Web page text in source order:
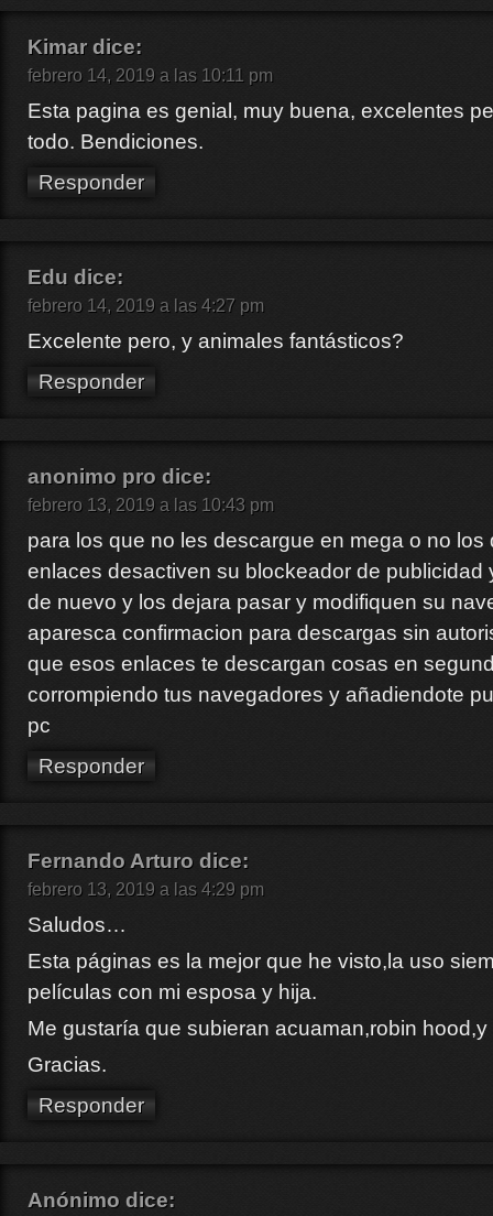
Kimar dice:
febrero 14, 2019 a las 10:11 pm
Esta pagina es genial, muy buena, excelentes
todo. Bendiciones.
Responder
Edu dice:
febrero 14, 2019 a las 4:27 pm
Excelente pero, y animales fantásticos?
Responder
anonimo pro dice:
febrero 13, 2019 a las 10:43 pm
para los que no les descargue en mega o no los
enlaces desactiven su blockeador de publicidad
de nuevo y los dejara pasar y modifiquen su
aparesca confirmacion para descargas sin
que esos enlaces te descargan cosas en
corrompiendo tus navegadores y añadiendote
pc
Responder
Fernando Arturo dice:
febrero 13, 2019 a las 4:29 pm
Saludos…
Esta páginas es la mejor que he visto,la uso
películas con mi esposa y hija.
Me gustaría que subieran acuaman,robin hood,y
Gracias.
Responder
Anónimo dice: